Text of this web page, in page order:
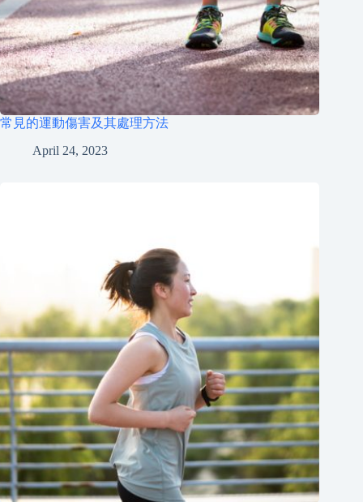
常見的運動傷害及其處理方法
April 24, 2023